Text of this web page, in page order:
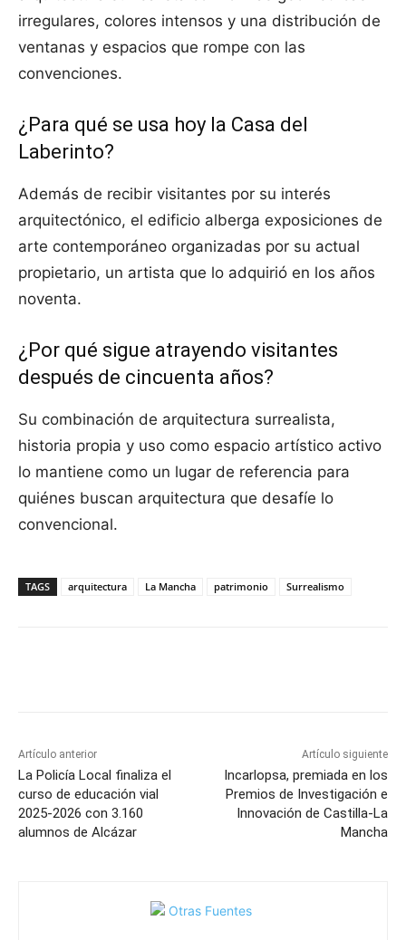
irregulares, colores intensos y una distribución de
ventanas y espacios que rompe con las
convenciones.
¿Para qué se usa hoy la Casa del
Laberinto?
Además de recibir visitantes por su interés
arquitectónico, el edificio alberga exposiciones de
arte contemporáneo organizadas por su actual
propietario, un artista que lo adquirió en los años
noventa.
¿Por qué sigue atrayendo visitantes
después de cincuenta años?
Su combinación de arquitectura surrealista,
historia propia y uso como espacio artístico activo
lo mantiene como un lugar de referencia para
quiénes buscan arquitectura que desafíe lo
convencional.
TAGS arquitectura La Mancha patrimonio Surrealismo
Artículo anterior
La Policía Local finaliza el
curso de educación vial
2025-2026 con 3.160
alumnos de Alcázar
Artículo siguiente
Incarlopsa, premiada en los
Premios de Investigación e
Innovación de Castilla-La
Mancha